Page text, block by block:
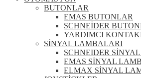
BUTONLAR
EMAS BUTONLAR
SCHNEİDER
YARDIMCI
SİNYAL LAMBALARI
SCHNEIDER
EMAS SİNYAL
ELMAX SİNYAL